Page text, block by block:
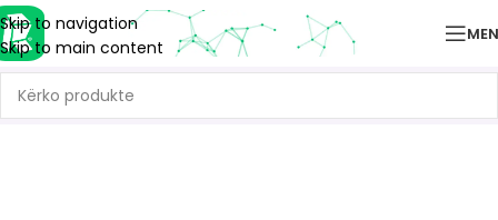
Skip to navigation
Skip to main content